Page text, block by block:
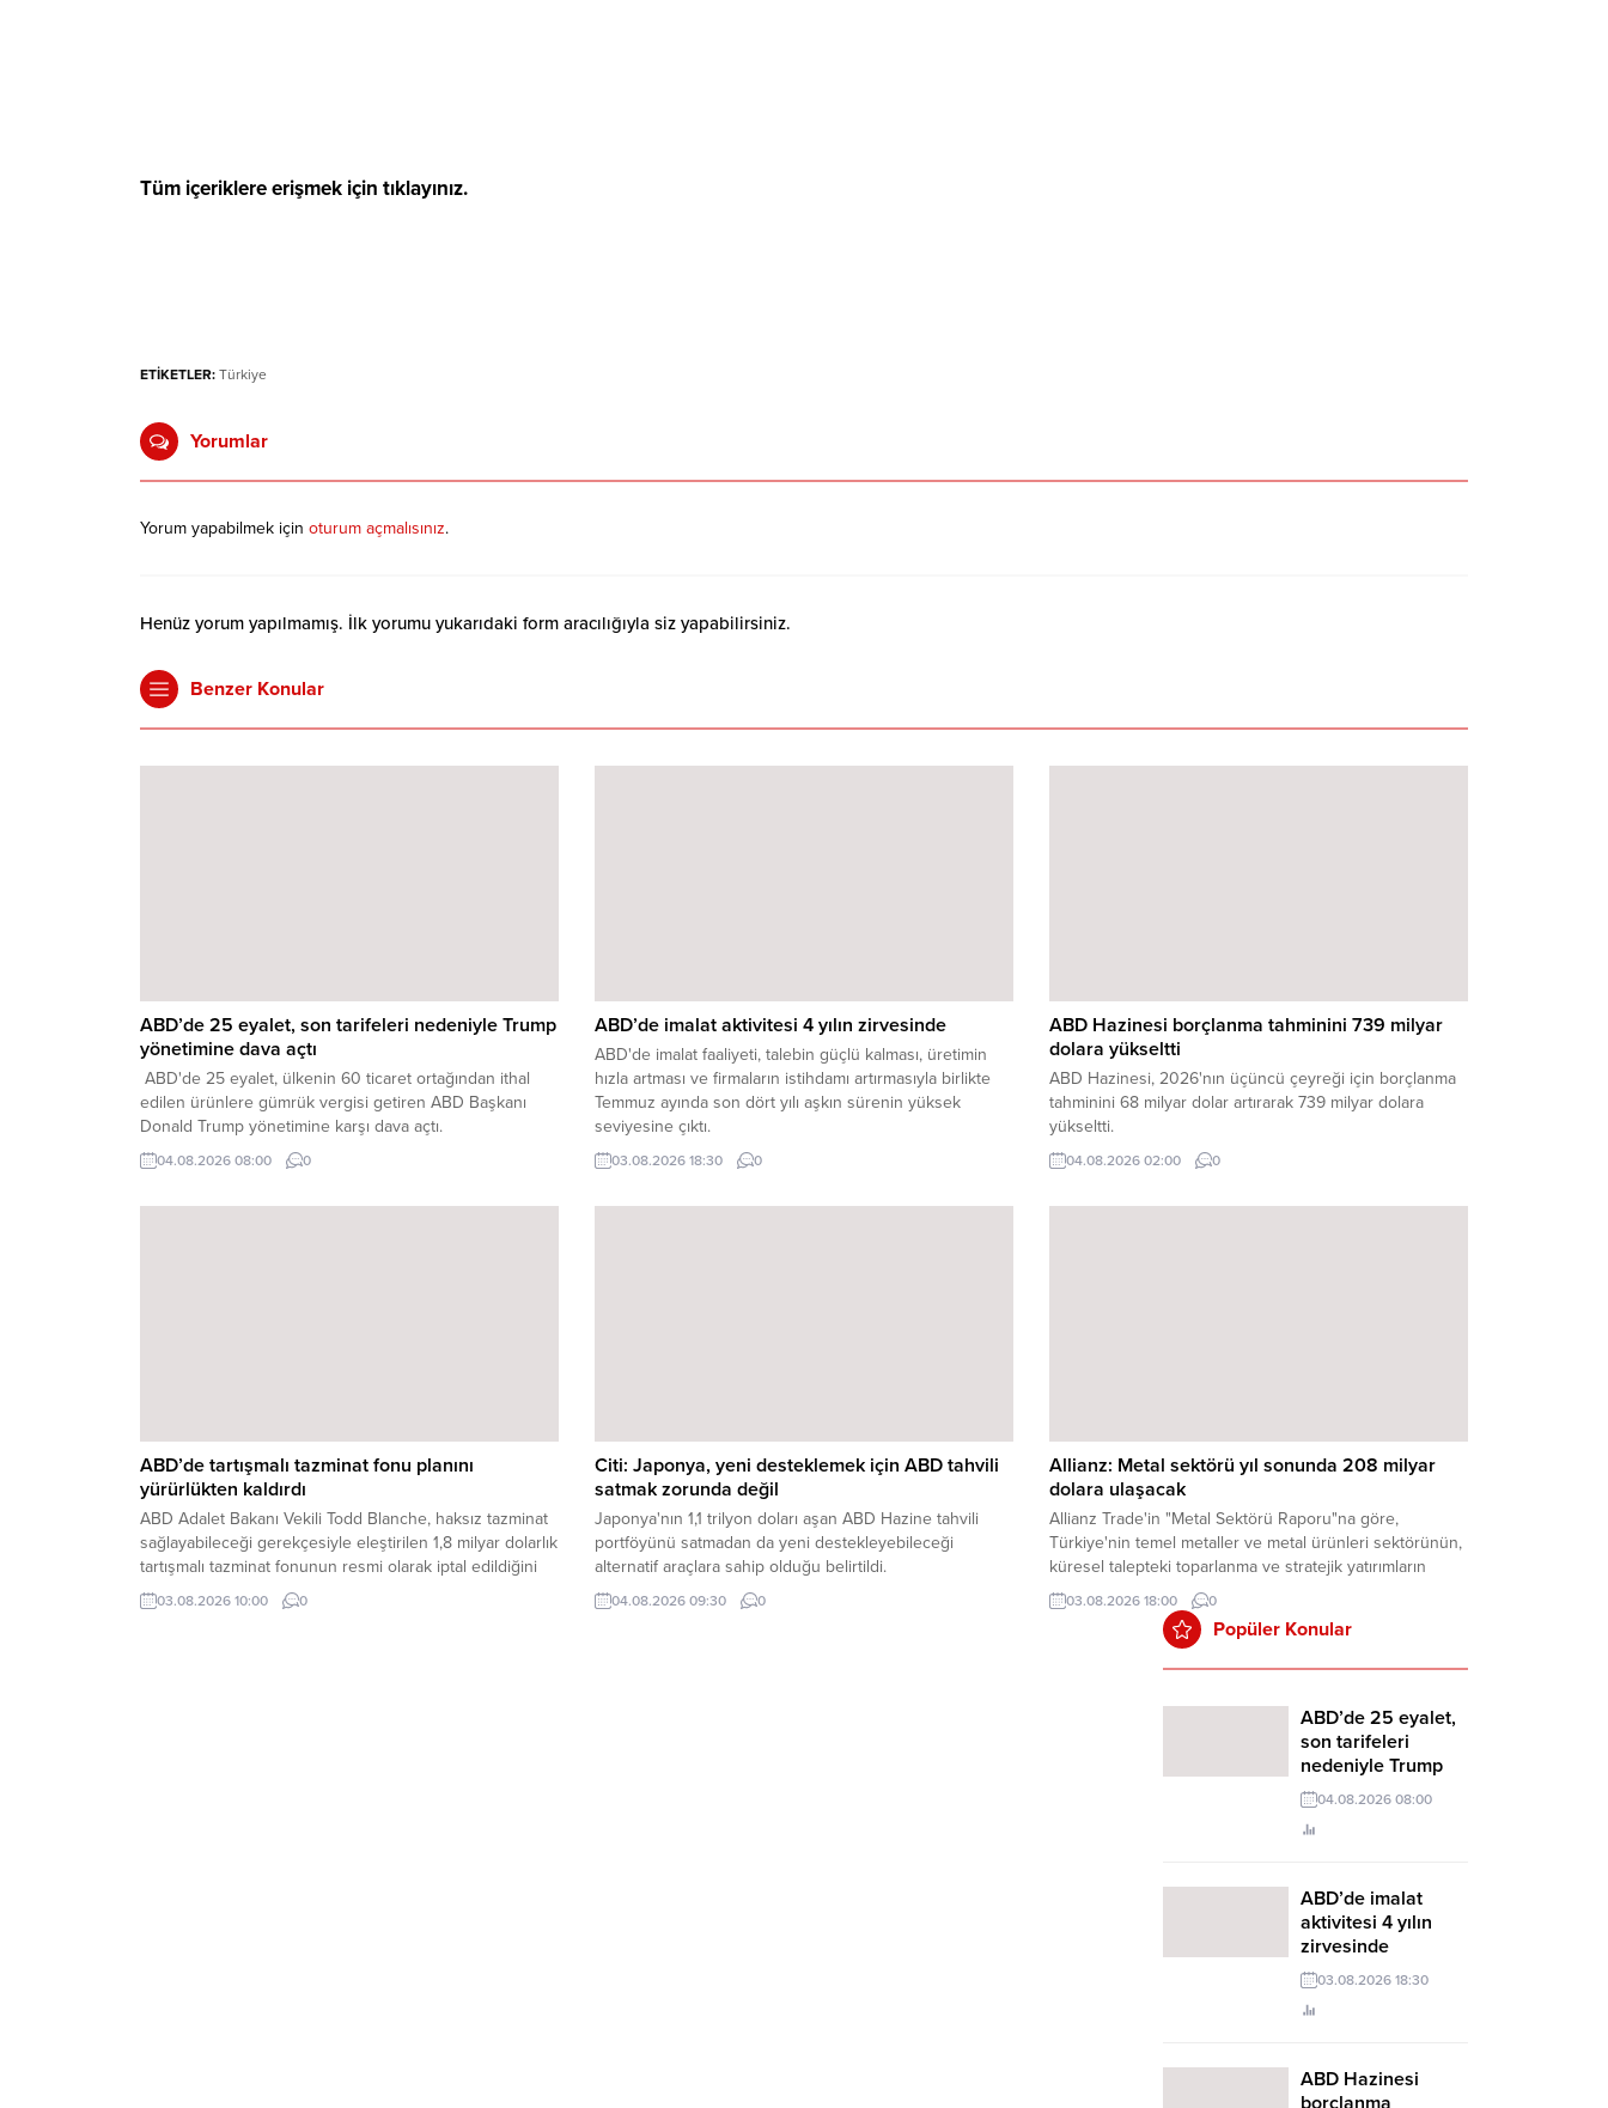
Tüm içeriklere erişmek için tıklayınız.
ETİKETLER: Türkiye
Yorumlar
Yorum yapabilmek için oturum açmalısınız.
Henüz yorum yapılmamış. İlk yorumu yukarıdaki form aracılığıyla siz yapabilirsiniz.
Benzer Konular
ABD’de 25 eyalet, son tarifeleri nedeniyle Trump
yönetimine dava açtı
ABD'de 25 eyalet, ülkenin 60 ticaret ortağından ithal
edilen ürünlere gümrük vergisi getiren ABD Başkanı
Donald Trump yönetimine karşı dava açtı.
04.08.2026 08:00 0
ABD’de imalat aktivitesi 4 yılın zirvesinde
ABD'de imalat faaliyeti, talebin güçlü kalması, üretimin
hızla artması ve firmaların istihdamı artırmasıyla birlikte
Temmuz ayında son dört yılı aşkın sürenin yüksek
seviyesine çıktı.
03.08.2026 18:30 0
ABD Hazinesi borçlanma tahminini 739 milyar
dolara yükseltti
ABD Hazinesi, 2026'nın üçüncü çeyreği için borçlanma
tahminini 68 milyar dolar artırarak 739 milyar dolara
yükseltti.
04.08.2026 02:00 0
ABD’de tartışmalı tazminat fonu planını
yürürlükten kaldırdı
ABD Adalet Bakanı Vekili Todd Blanche, haksız tazminat
sağlayabileceği gerekçesiyle eleştirilen 1,8 milyar dolarlık
tartışmalı tazminat fonunun resmi olarak iptal edildiğini
duyurdu.
03.08.2026 10:00 0
Citi: Japonya, yeni desteklemek için ABD tahvili
satmak zorunda değil
Japonya'nın 1,1 trilyon doları aşan ABD Hazine tahvili
portföyünü satmadan da yeni destekleyebileceği
alternatif araçlara sahip olduğu belirtildi.
04.08.2026 09:30 0
Allianz: Metal sektörü yıl sonunda 208 milyar
dolara ulaşacak
Allianz Trade'in "Metal Sektörü Raporu"na göre,
Türkiye'nin temel metaller ve metal ürünleri sektörünün,
küresel talepteki toparlanma ve stratejik yatırımların
etkisiyle 2026 yılında 208 milyar dolarlık hacme ulaşması
bekleniyor.
03.08.2026 18:00 0
Popüler Konular
ABD’de 25 eyalet,
son tarifeleri
nedeniyle Trump
yönetimine dava
açtı
04.08.2026 08:00
ABD’de imalat
aktivitesi 4 yılın
zirvesinde
03.08.2026 18:30
ABD Hazinesi
borçlanma